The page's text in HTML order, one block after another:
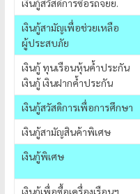
เงินกู้สวัสดิการซื้อรถจยย.
เงินกู้สามัญเพื่อช่วยเหลือ
ผู้ประสบภัย
เงินกู้ ทุนเรือนหุ้นค้ำประกัน
เงินกู้ เงินฝากค้ำประกัน
เงินกู้สวัสดิการเพื่อการศึกษา
เงินกู้สามัญสินค้าพิเศษ
เงินกู้พิเศษ